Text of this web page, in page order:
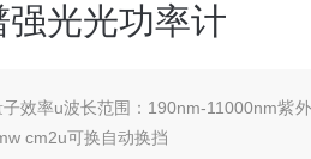
光光功率计
效率u波长范围：190nm-11000nm紫
cm2u可换自动换挡